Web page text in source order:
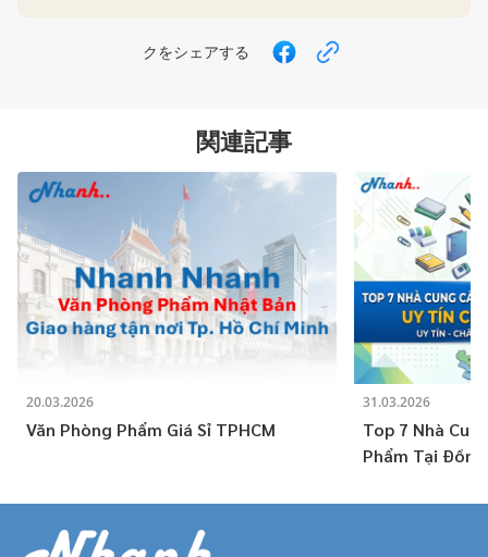
クをシェアする
関連記事
20.03.2026
Văn Phòng Phẩm Giá Sỉ TPHCM
31.03.2026
Top 7 Nhà
Phẩm Tại